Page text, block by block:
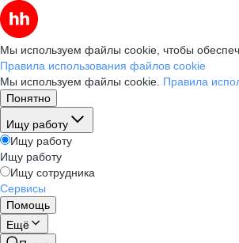
Мы используем файлы cookie, чтобы
Правила использования файлов cookie
Мы используем файлы cookie. Правила
Понятно
Ищу работу
Ищу работу
Ищу работу
Ищу сотрудника
Сервисы
Помощь
Ещё